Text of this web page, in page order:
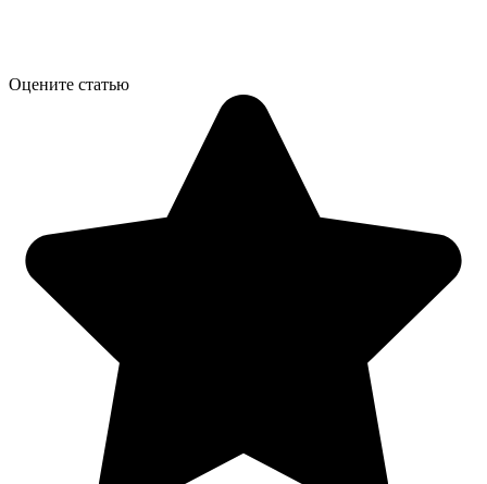
Оцените статью